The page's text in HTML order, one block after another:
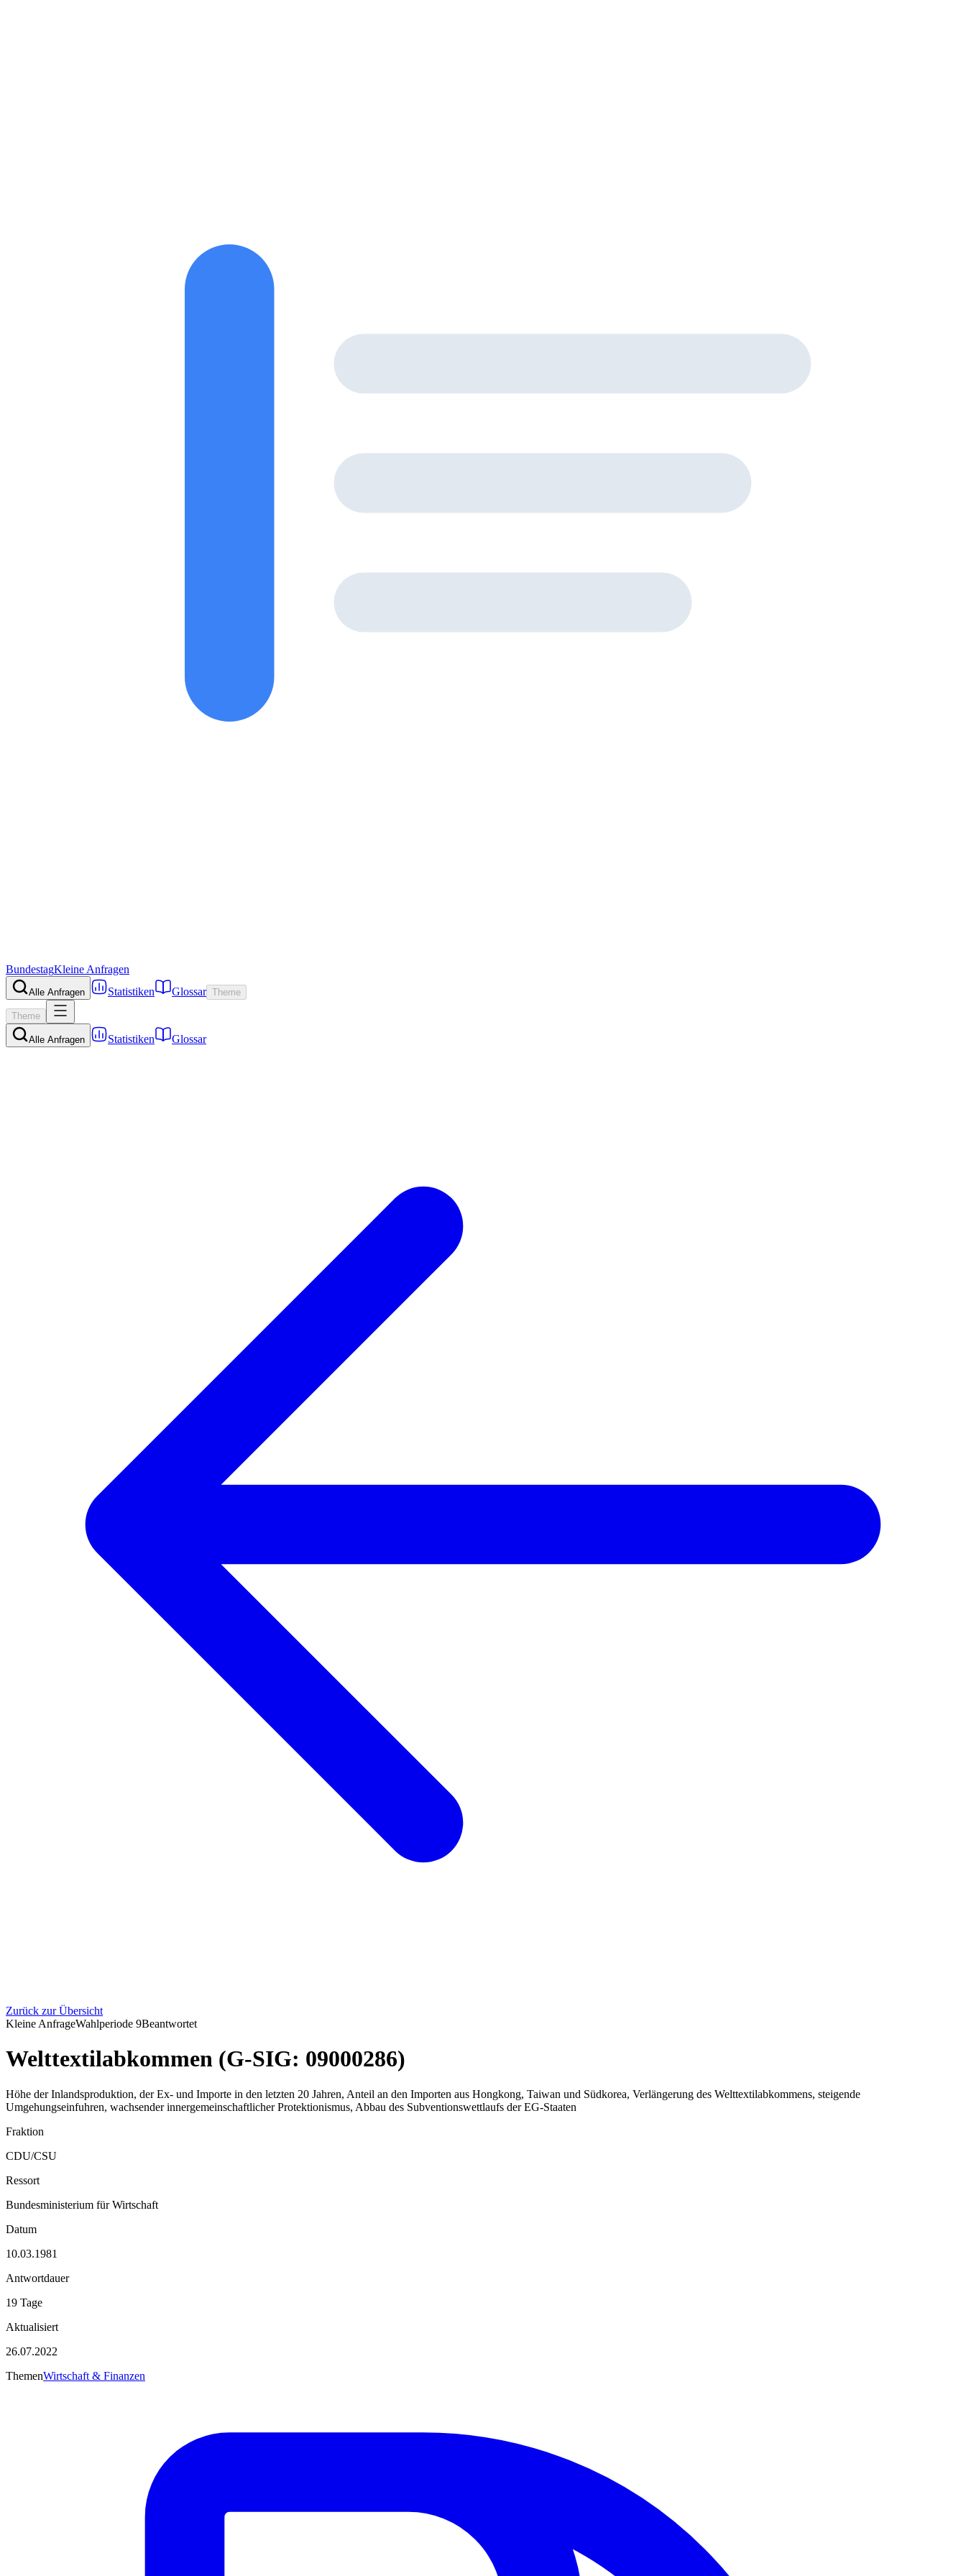
BundestagKleine Anfragen
Alle Anfragen Statistiken Glossar Theme
Theme
Alle Anfragen Statistiken Glossar
Zurück zur Übersicht
Kleine AnfrageWahlperiode 9Beantwortet
Welttextilabkommen (G-SIG: 09000286)
Höhe der Inlandsproduktion, der Ex- und Importe in den letzten 20 Jahren, Anteil an den Importen aus Hongkong, Taiwan und Südkorea, Verlängerung des Welttextilabkommens, steigende
Umgehungseinfuhren, wachsender innergemeinschaftlicher Protektionismus, Abbau des Subventionswettlaufs der EG-Staaten
Fraktion
CDU/CSU
Ressort
Bundesministerium für Wirtschaft
Datum
10.03.1981
Antwortdauer
19 Tage
Aktualisiert
26.07.2022
ThemenWirtschaft & Finanzen